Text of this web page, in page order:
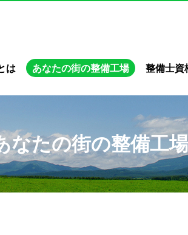
は あなたの街の整備工場 整備士資
なたの街の整備工場